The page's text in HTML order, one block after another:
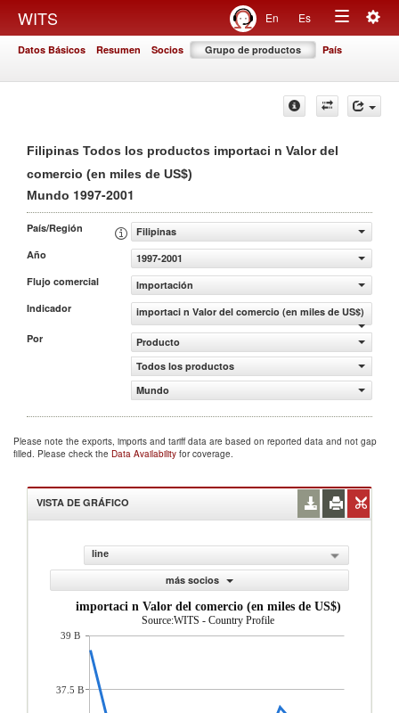
WITS En Es
Toggle
Datos Básicos Resumen Socios Grupo de productos País
Filipinas Todos los productos importaci n Valor del
comercio (en miles de US$)
Mundo 1997-2001
País/Región
Filipinas
Año
1997-2001
Flujo comercial
Importación
Indicador
importaci n Valor del comercio (en miles de US$)
Por
Producto
Todos los productos
Mundo
Please note the exports, imports and tariff data are based on reported data and not gap
filled. Please check the Data Availability for coverage.
VISTA DE GRÁFICO
line
más socios
importaci n Valor del comercio (en miles de US$)
Source:WITS - Country Profile
39 B
37.5 B